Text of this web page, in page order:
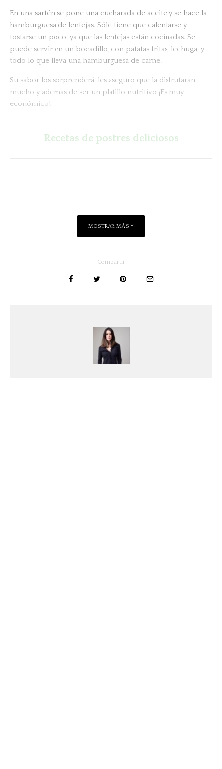
En una sartén se pone una cucharada de aceite y se hace la
hamburguesa de lentejas. Sólo tiene que calentarse y
tostarse un poco, ya que las lentejas están cocinadas. Se
puede servir en un bocadillo, con patatas fritas, lechuga, y
todo lo que lleva una hamburguesa de carne.
Su sabor los sorprenderá, les aseguro que la disfrutaran
mucho y ademas de ser un platillo nutritivo ¡Es muy
económico!
Recetas de postres deliciosos
MOSTRAR MÁS
Compartir